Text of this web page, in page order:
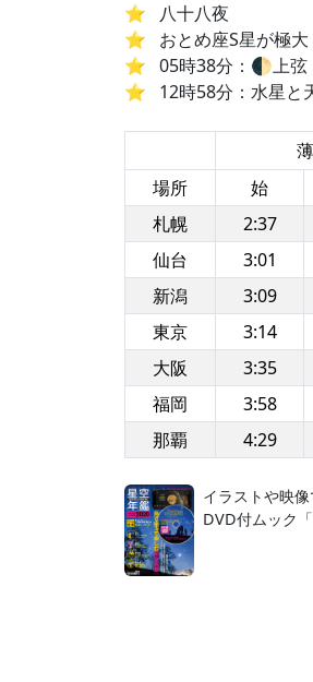
八十八夜
おとめ座S星が極
05時38分：🌓上弦
12時58分：水星と
場所
始
札幌
2:37
仙台
3:01
新潟
3:09
東京
3:14
大阪
3:35
福岡
3:58
那覇
4:29
イラストや映
DVD付ムック